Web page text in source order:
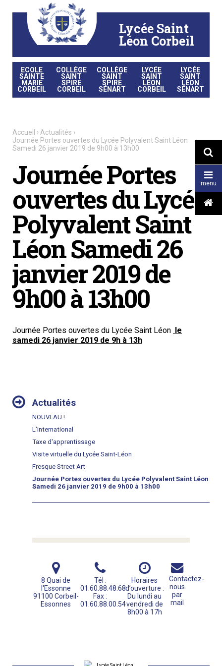
contenu.
Lycée Saint
Léon Corbeil
ECOLE
SAINTE
MARIE
CORBEIL
COLLÈGE
SAINT
SPIRE
CORBEIL
COLLÈGE
SAINT
SPIRE
SÉNART
LYCÉE
SAINT
LÉON
CORBEIL
LYCÉE
SAINT
LÉON
SÉNART


menu

Accueil › Actualités ›
Journée Portes ouvertes du Lycée Polyvalent Saint Léon
Samedi 26 janvier 2019 de 9h00 à 13h00
Journée Portes
ouvertes du Lycée
Polyvalent Saint
Léon Samedi 26
janvier 2019 de
9h00 à 13h00
Journée Portes ouvertes du Lycée Saint Léon le
samedi 26 janvier 2019 de 9h à 13h
NAVIGATION
Actualités
NOUVEAU !
L'international
Taxe d'apprentissage
Visite virtuelle du Lycée Saint-Léon
Fresque Street Art
Journée Portes ouvertes du Lycée Polyvalent Saint Léon
Samedi 26 janvier 2019 de 9h00 à 13h00
8 Quai de
l'Essonne
91100 Corbeil-
Essonnes
Tél :
01.60.88.48.68
Fax :
01.60.88.00.54
Horaires
d’ouverture :
Du lundi au
vendredi de
8h00 à 17h
Contactez-
nous
par
mail